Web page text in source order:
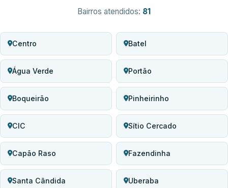
Bairros atendidos: 81
Centro Batel
Água Verde Portão
Boqueirão Pinheirinho
CIC Sítio Cercado
Capão Raso Fazendinha
Santa Cândida Uberaba